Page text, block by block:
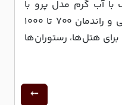
با آب گرم مدل پرو با
بدنه استیل، مخزن ۱۰ کیلوگرمی و راندمان ۷۰۰ تا ۱۰۰۰
هتل‌ها، رستوران‌ها